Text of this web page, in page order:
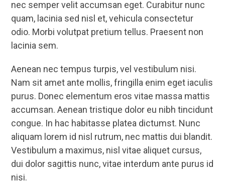
nec semper velit accumsan eget. Curabitur nunc
quam, lacinia sed nisl et, vehicula consectetur
odio. Morbi volutpat pretium tellus. Praesent non
lacinia sem.
Aenean nec tempus turpis, vel vestibulum nisi.
Nam sit amet ante mollis, fringilla enim eget iaculis
purus. Donec elementum eros vitae massa mattis
accumsan. Aenean tristique dolor eu nibh tincidunt
congue. In hac habitasse platea dictumst. Nunc
aliquam lorem id nisl rutrum, nec mattis dui blandit.
Vestibulum a maximus, nisl vitae aliquet cursus,
dui dolor sagittis nunc, vitae interdum ante purus id
nisi.